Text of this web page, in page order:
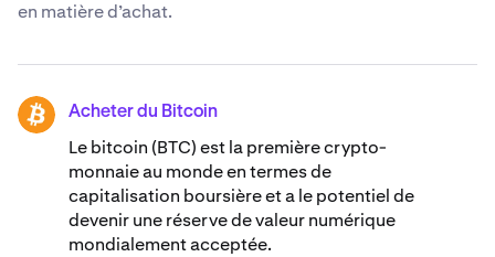
en matière d’achat.
BTC Acheter du Bitcoin
Le bitcoin (BTC) est la première crypto-
monnaie au monde en termes de
capitalisation boursière et a le potentiel de
devenir une réserve de valeur numérique
mondialement acceptée.